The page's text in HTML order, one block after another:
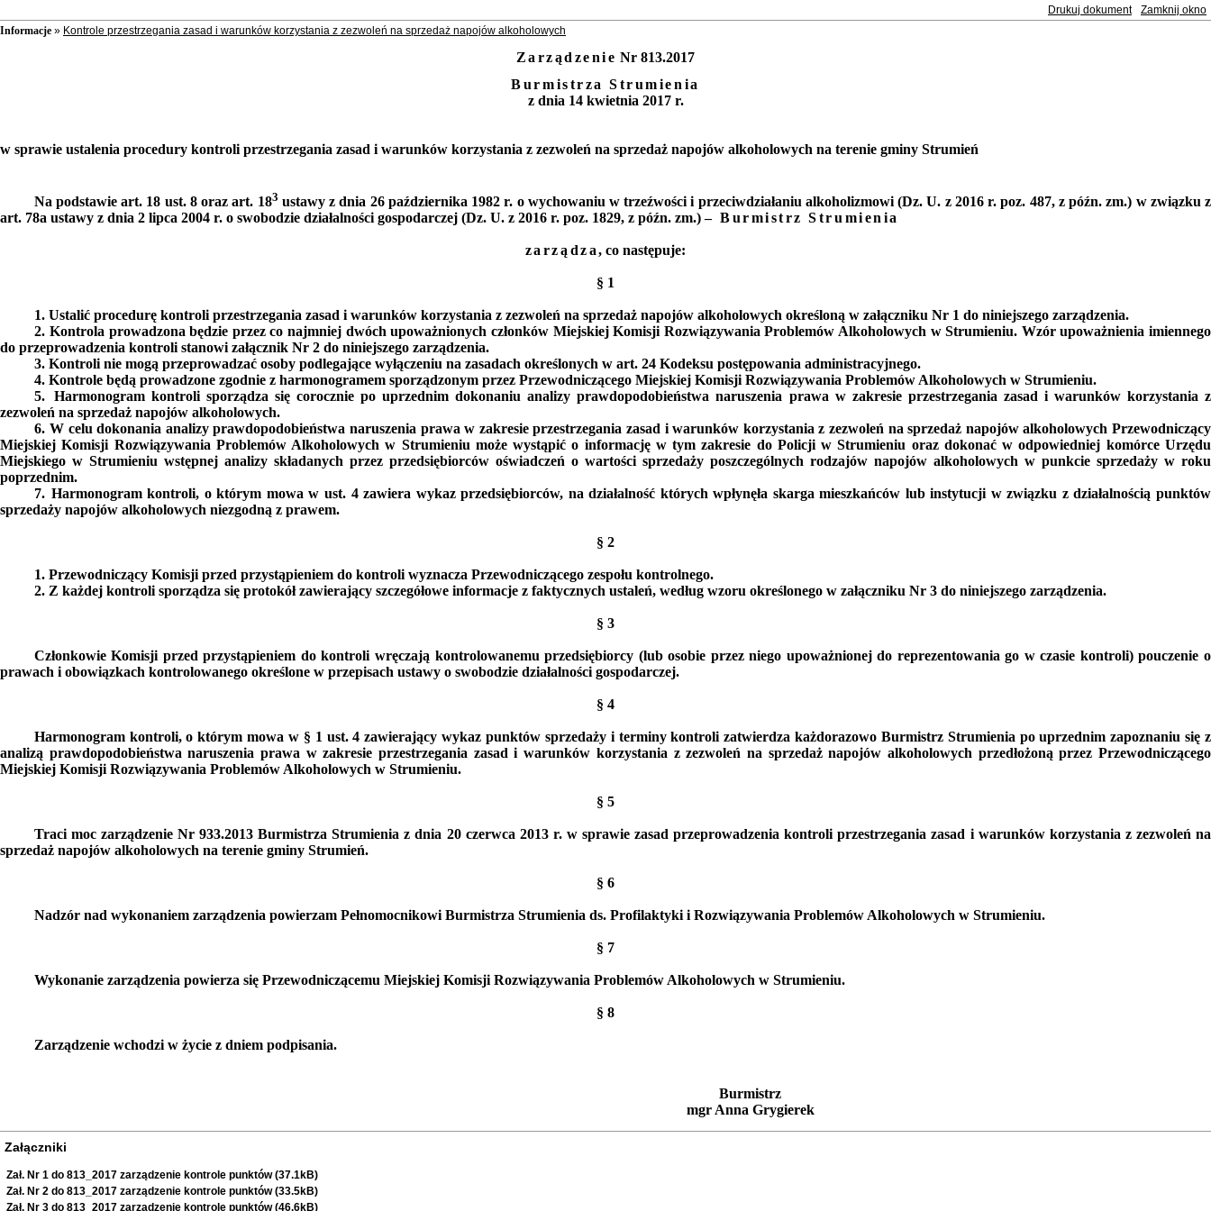
Zamknij okno
Drukuj dokument
Informacje » Kontrole przestrzegania zasad i warunków korzystania z zezwoleń na sprzedaż napojów alkoholowych
Zarządzenie Nr 813.2017
Burmistrza Strumienia
z dnia 14 kwietnia 2017 r.
w sprawie ustalenia procedury kontroli przestrzegania zasad i warunków korzystania z zezwoleń na sprzedaż napojów alkoholowych na terenie gminy Strumień
Na podstawie art. 18 ust. 8 oraz art. 183 ustawy z dnia 26 października 1982 r. o wychowaniu w trzeźwości i przeciwdziałaniu alkoholizmowi(Dz. U. z 2016 r. poz. 487, z późn. zm.) w związku z
art. 78a ustawy z dnia 2 lipca 2004 r. o swobodzie działalności gospodarczej (Dz. U. z 2016 r. poz. 1829, z późn. zm.)– Burmistrz Strumienia
zarządza, co następuje:
§ 1
1. Ustalić procedurę kontroli przestrzegania zasad i warunków korzystania z zezwoleń na sprzedaż napojów alkoholowych określoną w załączniku Nr 1 do niniejszego zarządzenia.
2. Kontrola prowadzona będzie przez co najmniej dwóch upoważnionych członków Miejskiej Komisji Rozwiązywania Problemów Alkoholowych w Strumieniu. Wzór upoważnienia imiennego
do przeprowadzenia kontroli stanowi załącznik Nr 2 do niniejszego zarządzenia.
3. Kontroli nie mogą przeprowadzać osoby podlegające wyłączeniu na zasadach określonych w art. 24 Kodeksu postępowania administracyjnego.
4. Kontrole będą prowadzone zgodnie z harmonogramem sporządzonym przez Przewodniczącego Miejskiej Komisji Rozwiązywania Problemów Alkoholowych w Strumieniu.
5.
Harmonogram kontroli sporządza się corocznie po uprzednim dokonaniu analizy prawdopodobieństwa naruszenia prawa w zakresie przestrzegania zasad i warunków korzystania z
zezwoleń na sprzedaż napojów alkoholowych.
6. W celu dokonania analizyprawdopodobieństwa naruszenia prawa w zakresieprzestrzegania zasad i warunków korzystania z zezwoleń na sprzedaż napojów alkoholowychPrzewodniczący
Miejskiej Komisji Rozwiązywania Problemów Alkoholowych w Strumieniu może wystąpić o informację w tym zakresie do Policji w Strumieniu oraz dokonać w odpowiedniej komórce Urzędu
Miejskiego w Strumieniu wstępnej analizy składanych przez przedsiębiorców oświadczeń o wartości sprzedaży poszczególnych rodzajów napojów alkoholowych w punkcie sprzedaży w roku
poprzednim.
7. Harmonogram kontroli, o którym mowa w ust. 4 zawiera wykaz przedsiębiorców, na działalność których wpłynęła skarga mieszkańców lub instytucji w związku z działalnością punktów
sprzedaży napojów alkoholowych niezgodną z prawem.
§ 2
1. Przewodniczący Komisji przed przystąpieniem do kontroli wyznacza Przewodniczącego zespołu kontrolnego.
2. Z każdej kontroli sporządza się protokół zawierający szczegółowe informacje z faktycznych ustaleń, według wzoru określonego w załączniku Nr 3 do niniejszego zarządzenia.
§ 3
Członkowie Komisji przed przystąpieniem do kontroli wręczają kontrolowanemu przedsiębiorcy (lub osobie przez niego upoważnionej do reprezentowania go w czasie kontroli) pouczenie o
prawach i obowiązkach kontrolowanego określone w przepisach ustawy o swobodzie działalności gospodarczej.
§ 4
Harmonogram kontroli, o którym mowa w § 1 ust. 4 zawierający wykaz punktów sprzedaży i terminy kontroli zatwierdza każdorazowo Burmistrz Strumienia po uprzednim zapoznaniu się z
analizą prawdopodobieństwa naruszenia prawa w zakresieprzestrzegania zasad i warunków korzystania z zezwoleń na sprzedaż napojów alkoholowych przedłożoną przezPrzewodniczącego
Miejskiej Komisji Rozwiązywania Problemów Alkoholowych w Strumieniu.
§ 5
Traci moc zarządzenie Nr 933.2013 Burmistrza Strumienia z dnia 20 czerwca 2013 r. w sprawie zasad przeprowadzenia kontroli przestrzegania zasad i warunków korzystania z zezwoleń na
sprzedaż napojów alkoholowych na terenie gminy Strumień.
§ 6
Nadzór nad wykonaniem zarządzenia powierzam Pełnomocnikowi Burmistrza Strumienia ds. Profilaktyki i Rozwiązywania Problemów Alkoholowych w Strumieniu.
§ 7
Wykonanie zarządzenia powierza się Przewodniczącemu Miejskiej Komisji Rozwiązywania Problemów Alkoholowych w Strumieniu.
§ 8
Zarządzenie wchodzi w życie z dniem podpisania.
Burmistrz
mgr Anna Grygierek
Załączniki
Zał. Nr 1 do 813_2017 zarządzenie kontrole punktów (37.1kB)
Zał. Nr 2 do 813_2017 zarządzenie kontrole punktów (33.5kB)
Zał. Nr 3 do 813_2017 zarządzenie kontrole punktów (46.6kB)